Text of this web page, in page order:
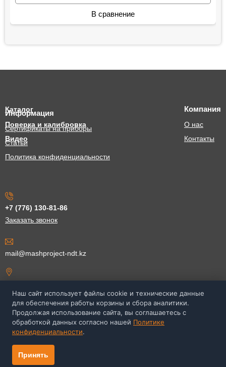
В сравнение
Каталог
Поверка и калибровка
Видео
Компания
О нас
Контакты
Информация
Сертификаты на приборы
Статьи
Политика конфиденциальности
+7 (776) 130-81-86
Заказать звонок
mail@mashproject-ndt.kz
ул. Егизбаева 54Б, офис 109,
202, Алматы, Казахстан
Наш сайт использует файлы cookie и технические данные
для обеспечения работы корзины и сбора аналитики.
Продолжая использование сайта, вы соглашаетесь с
обработкой данных согласно нашей Политике
конфиденциальности.
Принять